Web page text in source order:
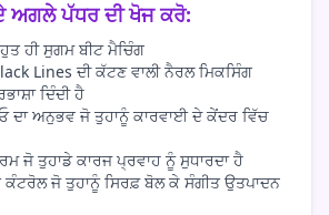
ਅਗਲੇ ਪੱਧਰ ਦੀ ਖੋਜ ਕਰੋ:
ਹੀ ਸੁਗਮ ਬੀਟ ਮੈਚਿੰਗ
Lines ਦੀ ਕੱਟਣ ਵਾਲੀ ਨੈਰਲ ਮਿਕਸਿੰਗ
ਦਿੰਦੀ ਹੈ
ਦਾ ਅਨੁਭਵ ਜੋ ਤੁਹਾਨੂੰ ਕਾਰਵਾਈ ਦੇ ਕੇਂਦਰ ਵਿੱਚ
ਜੋ ਤੁਹਾਡੇ ਕਾਰਜ ਪ੍ਰਵਾਹ ਨੂੰ ਸੁਧਾਰਦਾ ਹੈ
ਜੋ ਤੁਹਾਨੂੰ ਸਿਰਫ਼ ਬੋਲ ਕੇ ਸੰਗੀਤ ਉਤਪਾਦਨ